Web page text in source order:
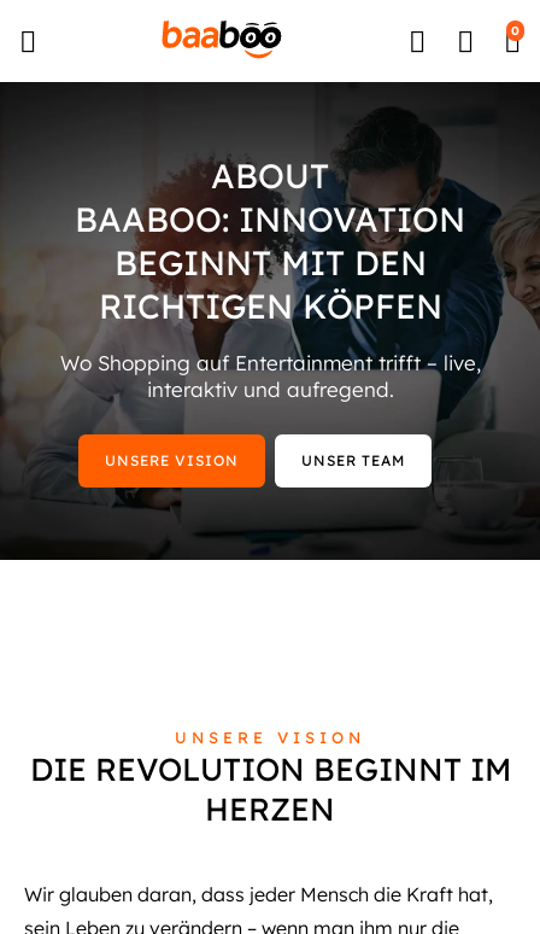
Zum Inhalt springen
Zum Menü springen
Barrierefreiheits-Widget öffnen 0
ABOUT
BAABOO: INNOVATION
BEGINNT MIT DEN
RICHTIGEN KÖPFEN
Wo Shopping auf Entertainment trifft – live,
interaktiv und aufregend.
UNSERE VISION UNSER TEAM
UNSERE VISION
DIE REVOLUTION BEGINNT IM
HERZEN
Wir glauben daran, dass jeder Mensch die Kraft hat,
sein Leben zu verändern – wenn man ihm nur die